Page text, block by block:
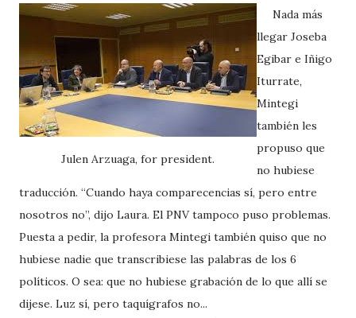
Julen Arzuaga, for president.
Nada más
llegar Joseba
Egibar e Iñigo
Iturrate,
Mintegi
también les
propuso que
no hubiese
traducción. “Cuando haya comparecencias sí, pero entre
nosotros no”, dijo Laura. El PNV tampoco puso problemas.
Puesta a pedir, la profesora Mintegi también quiso que no
hubiese nadie que transcribiese las palabras de los 6
políticos. O sea: que no hubiese grabación de lo que allí se
dijese. Luz sí, pero taquígrafos no...